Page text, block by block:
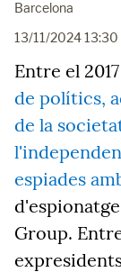
Barcelona
13/11/2024 13:30
Entre el
de polítics,
de la
espiades
Group.